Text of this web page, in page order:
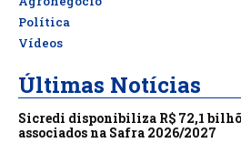
Política
Vídeos
Últimas Notícias
Sicredi disponibiliza R$ 72,1
associados na Safra 2026/2027